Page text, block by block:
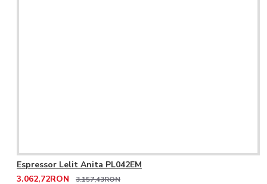
Espressor Lelit Anita PL042EM
3.062,72RON
3.157,43RON